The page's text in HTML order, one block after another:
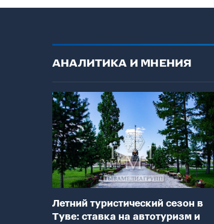
АНАЛИТИКА И МНЕНИЯ
Летний туристический сезон в
Туве: ставка на автотуризм и